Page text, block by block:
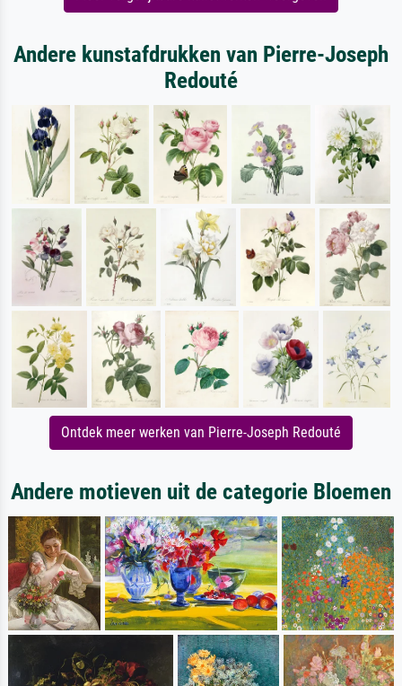
Andere kunstafdrukken van Pierre-Joseph
Redouté
Ontdek meer werken van Pierre-Joseph Redouté
Andere motieven uit de categorie Bloemen